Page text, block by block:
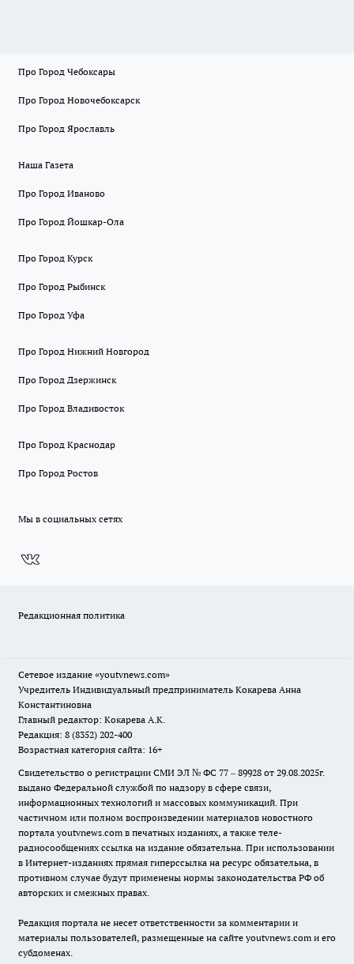
Про Город Чебоксары
Про Город Новочебоксарск
Про Город Ярославль
Наша Газета
Про Город Иваново
Про Город Йошкар-Ола
Про Город Курск
Про Город Рыбинск
Про Город Уфа
Про Город Нижний Новгород
Про Город Дзержинск
Про Город Владивосток
Про Город Краснодар
Про Город Ростов
Мы в социальных сетях
Редакционная политика
Сетевое издание «youtvnews.com»
Учредитель Индивидуальный предприниматель Кокарева Анна
Константиновна
Главный редактор: Кокарева А.К.
Редакция: 8 (8352) 202-400
Возрастная категория сайта: 16+
Свидетельство о регистрации СМИ ЭЛ № ФС 77 – 89928 от 29.08.2025г.
выдано Федеральной службой по надзору в сфере связи,
информационных технологий и массовых коммуникаций. При
частичном или полном воспроизведении материалов новостного
портала youtvnews.com в печатных изданиях, а также теле-
радиосообщениях ссылка на издание обязательна. При использовании
в Интернет-изданиях прямая гиперссылка на ресурс обязательна, в
противном случае будут применены нормы законодательства РФ об
авторских и смежных правах.
Редакция портала не несет ответственности за комментарии и
материалы пользователей, размещенные на сайте youtvnews.com и его
субдоменах.